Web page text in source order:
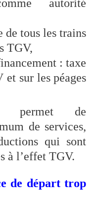
autorité
de tous les trains
TGV,
: taxe
sur les péages
permet de
de services,
qui sont
à l’effet TGV.
de départ trop